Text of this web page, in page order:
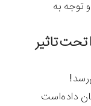
توجه به
تحت تاثیر
داده‌است